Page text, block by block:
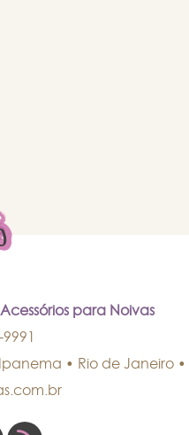
Acessórios para Noivas
Ipanema • Rio de Janeiro•